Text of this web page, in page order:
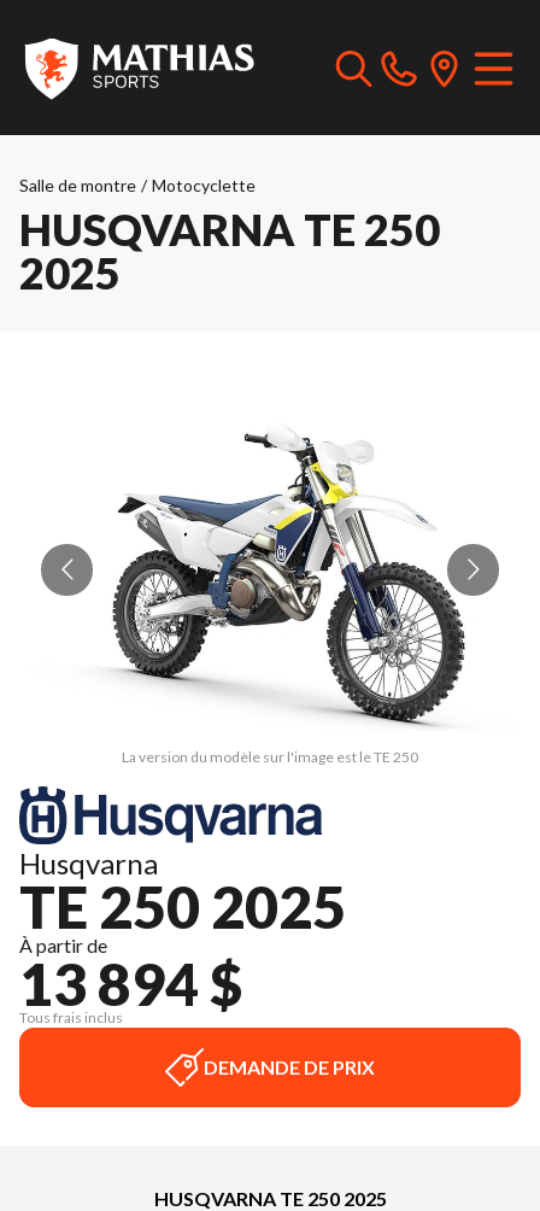
Salle de montre / Motocyclette
HUSQVARNA TE 250
2025
La version du modèle sur l'image est le TE 250
Husqvarna
TE 250 2025
À partir de
13 894 $
Tous frais inclus
DEMANDE DE PRIX
HUSQVARNA TE 250 2025